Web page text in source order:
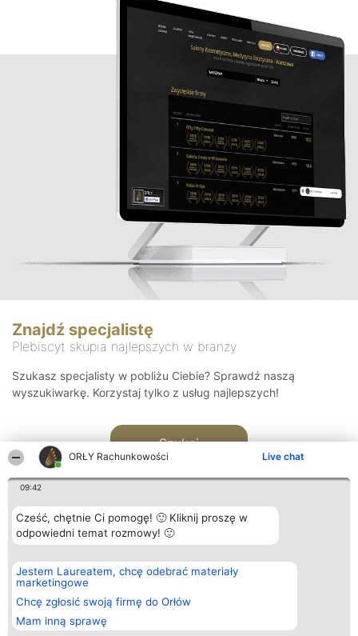
ORŁY Rachunkowości Live chat
09:42
Cześć, chętnie Ci pomogę! 🙂 Kliknij proszę w
odpowiedni temat rozmowy! 🙂
Jestem Laureatem, chcę odebrać materiały
marketingowe
Chcę zgłosić swoją firmę do Orłów
Mam inną sprawę
Znajdź specjalistę
Plebiscyt skupia najlepszych w branży
Szukasz specjalisty w pobliżu Ciebie? Sprawdź naszą
wyszukiwarkę. Korzystaj tylko z usług najlepszych!
Szukaj
Organizator plebiscytu
Bright Side Solutions sp. z o.
o. sp. k.
ul. Ruska 22
Wrocław 50-079
KRS 0000749100 | Regon
381313360 | NIP 8943132676
Plebiscyt
Laureaci
wszystkich
Laureatów
Regulamin
Kontakt
Kontakt